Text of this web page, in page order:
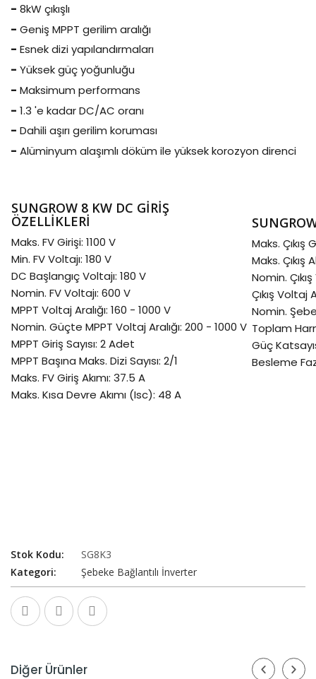
- 8kW çıkışlı
- Geniş MPPT gerilim aralığı
- Esnek dizi yapılandırmaları
- Yüksek güç yoğunluğu
- Maksimum performans
- 1.3 'e kadar DC/AC oranı
- Dahili aşırı gerilim koruması
- Alüminyum alaşımlı döküm ile yüksek korozyon direnci
SUNGROW 8 KW DC GİRİŞ
ÖZELLİKLERİ
Maks. FV Girişi: 1100 V
Min. FV Voltajı: 180 V
DC Başlangıç Voltajı: 180 V
Nomin. FV Voltajı: 600 V
MPPT Voltaj Aralığı: 160 - 1000 V
Nomin. Güçte MPPT Voltaj Aralığı: 200 - 1000 V
MPPT Giriş Sayısı: 2 Adet
MPPT Başına Maks. Dizi Sayısı: 2/1
Maks. FV Giriş Akımı: 37.5 A
Maks. Kısa Devre Akımı (Isc): 48 A
Maks. Çıkış
Maks. Çıkış
Nomin.
Çıkış Voltaj
Nomin.
Toplam
Güç
Besleme
Stok Kodu
SG8K3
Kategori
Şebeke Bağlantılı İnverter
Diğer Ürünler